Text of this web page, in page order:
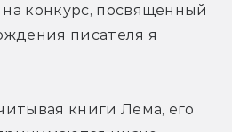
на конкурс, посвященный
писателя я
книги Лема, его